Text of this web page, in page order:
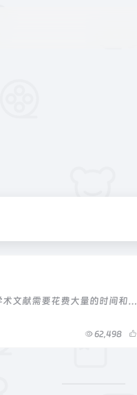
传统的阅读一本厚重的书籍或者学术文献需要花费大量的时间和精力，甚至阅读完了也难以消化掌握其中的知识。而今天我们要推荐的AI工具——ChatPDF，可以帮助你在短短五天内分析65000份PDF文件，从此...
62,498